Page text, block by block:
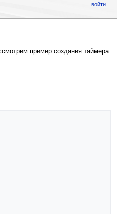
пример создания таймера
войти